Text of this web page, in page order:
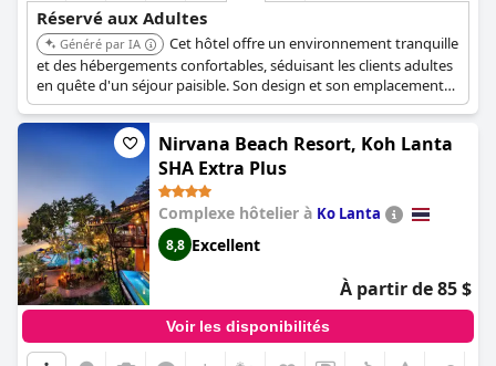
Réservé aux Adultes
Généré par IA
Cet hôtel offre un environnement tranquille
et des hébergements confortables, séduisant les clients adultes
en quête d'un séjour paisible. Son design et son emplacement
procurent un sentiment de relaxation.
Nirvana Beach Resort, Koh Lanta
SHA Extra Plus
Complexe hôtelier à Ko Lanta
8,8 Excellent
À partir de 85 $
Voir les disponibilités